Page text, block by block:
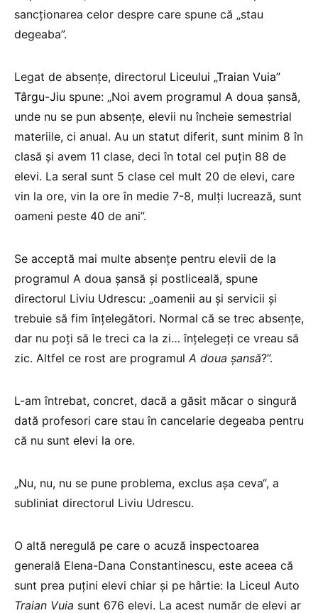
sancționarea celor despre care spune că „stau
degeaba”.
Legat de absențe, directorul Liceului „Traian Vuia”
Târgu-Jiu spune: „Noi avem programul A doua șansă,
unde nu se pun absențe, elevii nu încheie semestrial
materiile, ci anual. Au un statut diferit, sunt minim 8 în
clasă și avem 11 clase, deci în total cel puțin 88 de
elevi. La seral sunt 5 clase cel mult 20 de elevi, care
vin la ore, vin la ore în medie 7-8, mulți lucrează, sunt
oameni peste 40 de ani”.
Se acceptă mai multe absențe pentru elevii de la
programul A doua șansă și postliceală, spune
directorul Liviu Udrescu: „oamenii au și servicii și
trebuie să fim înțelegători. Normal că se trec absențe,
dar nu poți să le treci ca la zi… înțelegeți ce vreau să
zic. Altfel ce rost are programul A doua șansă?”.
L-am întrebat, concret, dacă a găsit măcar o singură
dată profesori care stau în cancelarie degeaba pentru
că nu sunt elevi la ore.
„Nu, nu, nu se pune problema, exclus așa ceva“, a
subliniat directorul Liviu Udrescu.
O altă neregulă pe care o acuză inspectoarea
generală Elena-Dana Constantinescu, este aceea că
sunt prea puțini elevi chiar și pe hârtie: la Liceul Auto
Traian Vuia sunt 676 elevi. La acest număr de elevi ar